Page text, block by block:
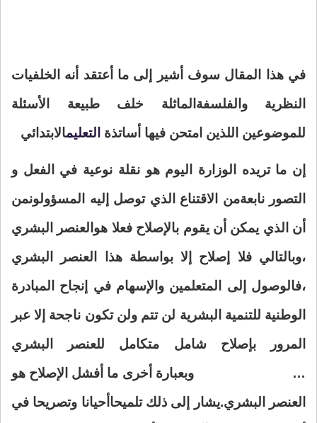
في هذا المقال سوف أشير إلى ما أعتقد أنه الخلفيات
النظرية والفلسفة الماثلة خلف طبيعة الأسئلة
للموضوعين اللذين امتحن فيها أساتذة التعليمالابتدائي
إن ما تريده الوزارة اليوم هو نقلة نوعية في الفعل و
التصور نابعةمن الاقتناع الذي توصل إليه المسؤولونمن
أن الذي يمكن أن يقوم بالإصلاح فعلا هو العنصر البشري
،وبالتالي فلا إصلاح إلا بواسطة هذا العنصر البشري
،فالوصول إلى المتعلمين والإسهام في إنجاح المبادرة
الوطنية للتنمية البشرية لن تتم ولن تكون ناجحة إلا عبر
المرور بإصلاح شامل متكامل للعنصر البشري
…
وبعبارة أخرى ما أفشل الإصلاح هو
العنصر البشري.يشار إلى ذلك تلميحا أحيانا وتصريحا في